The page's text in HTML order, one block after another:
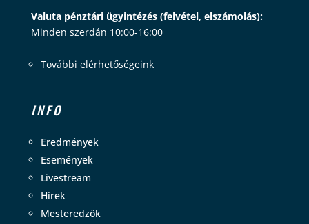
Valuta pénztári ügyintézés (felvétel, elszámolás):
Minden szerdán 10:00-16:00
További elérhetőségeink
INFO
Eredmények
Események
Livestream
Hírek
Mesteredzők